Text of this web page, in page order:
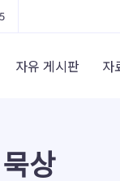
자유 게시판 자
상